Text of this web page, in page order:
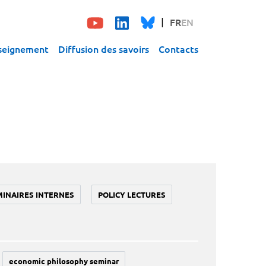
FREN
Diffusion des savoirs Contacts
INTERNES POLICY LECTURES
economic philosophy seminar